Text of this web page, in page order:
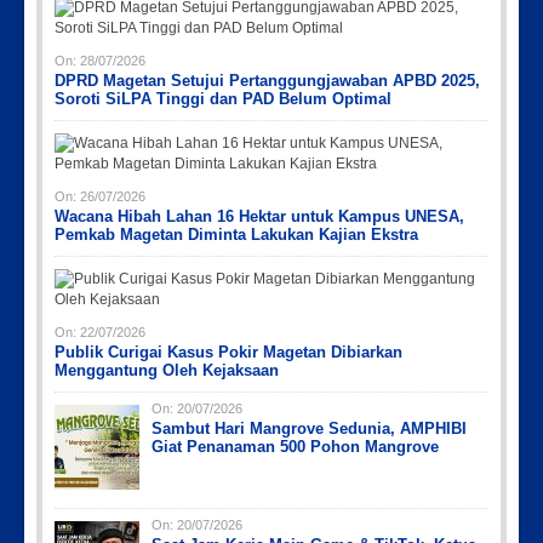
On: 28/07/2026
DPRD Magetan Setujui Pertanggungjawaban APBD 2025,
Soroti SiLPA Tinggi dan PAD Belum Optimal
On: 26/07/2026
Wacana Hibah Lahan 16 Hektar untuk Kampus UNESA,
Pemkab Magetan Diminta Lakukan Kajian Ekstra
On: 22/07/2026
Publik Curigai Kasus Pokir Magetan Dibiarkan
Menggantung Oleh Kejaksaan
On: 20/07/2026
Sambut Hari Mangrove Sedunia, AMPHIBI
Giat Penanaman 500 Pohon Mangrove
On: 20/07/2026